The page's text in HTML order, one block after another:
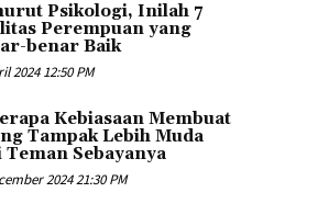
Psikologi, Inilah 7
Perempuan yang
benar Baik
2024 12:50 PM
Kebiasaan Membuat
Tampak Lebih Muda
Teman Sebayanya
2024 21:30 PM